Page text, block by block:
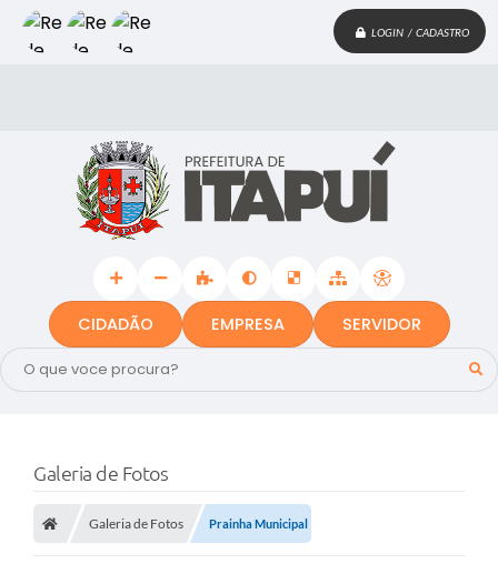
LOGIN / CADASTRO
CIDADÃO EMPRESA SERVIDOR
Galeria de Fotos
Galeria de Fotos Prainha Municipal